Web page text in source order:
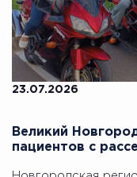
23.07.2026
Великий
пациентов с